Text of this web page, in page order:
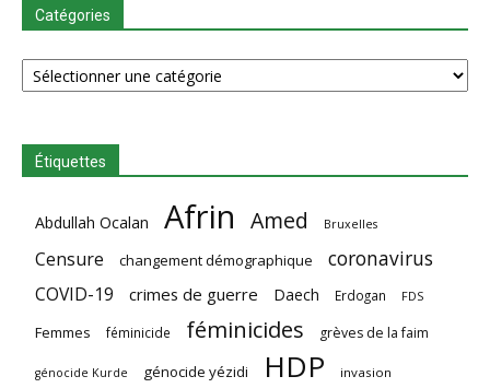
Catégories
Catégories
Étiquettes
Abdullah Ocalan Afrin Amed Bruxelles
Censure changement démographique coronavirus
COVID-19 crimes de guerre Daech Erdogan FDS
Femmes féminicide féminicides grèves de la faim
génocide Kurde génocide yézidi HDP invasion